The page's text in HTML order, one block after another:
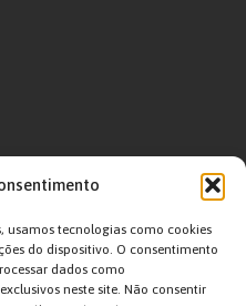
usamos tecnologias como cookies
do dispositivo. O consentimento
dados como
neste site. Não consentir